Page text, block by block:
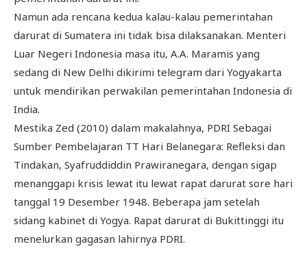
Namun ada rencana kedua kalau-kalau pemerintahan
darurat di Sumatera ini tidak bisa dilaksanakan. Menteri
Luar Negeri Indonesia masa itu, A.A. Maramis yang
sedang di New Delhi dikirimi telegram dari Yogyakarta
untuk mendirikan perwakilan pemerintahan Indonesia di
India.
Mestika Zed (2010) dalam makalahnya, PDRI Sebagai
Sumber Pembelajaran TT Hari Belanegara: Refleksi dan
Tindakan, Syafruddiddin Prawiranegara, dengan sigap
menanggapi krisis lewat itu lewat rapat darurat sore hari
tanggal 19 Desember 1948. Beberapa jam setelah
sidang kabinet di Yogya. Rapat darurat di Bukittinggi itu
menelurkan gagasan lahirnya PDRI.